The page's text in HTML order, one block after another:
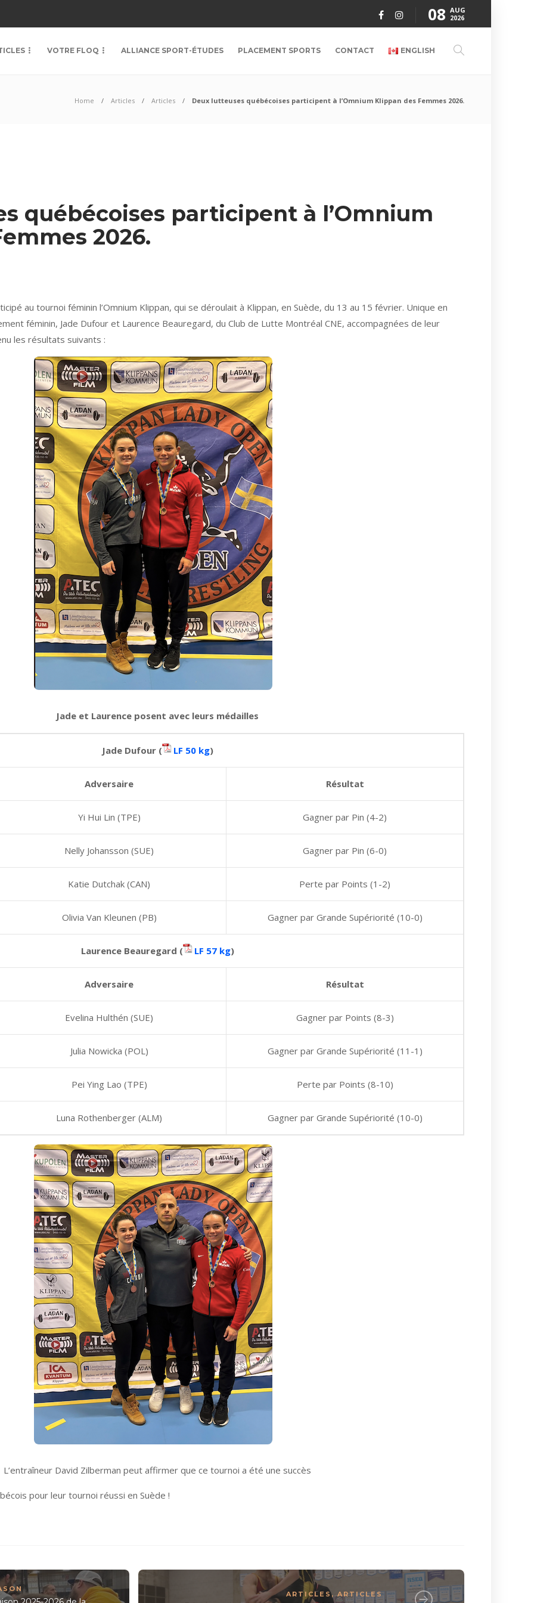
08 AUG
2026
VOTRE FLOQ ALLIANCE SPORT-ÉTUDES PLACEMENT SPORTS CONTACT ENGLISH
Home Articles Articles Deux lutteuses québécoises participent à l’Omnium Klippan des Femmes 2026.
québécoises participent à l’Omnium
2026.
au tournoi féminin l’Omnium Klippan, qui se déroulait à Klippan, en Suède, du 13 au 15 février. Unique en
féminin, Jade Dufour et Laurence Beauregard, du Club de Lutte Montréal CNE, accompagnées de leur
les résultats suivants :
Jade et Laurence posent avec leurs médailles
Jade Dufour ( LF 50 kg)
Adversaire Résultat
Yi Hui Lin (TPE) Gagner par Pin (4-2)
Nelly Johansson (SUE) Gagner par Pin (6-0)
Katie Dutchak (CAN) Perte par Points (1-2)
Olivia Van Kleunen (PB) Gagner par Grande Supériorité (10-0)
Laurence Beauregard ( LF 57 kg)
Adversaire Résultat
Evelina Hulthén (SUE) Gagner par Points (8-3)
Julia Nowicka (POL) Gagner par Grande Supériorité (11-1)
Pei Ying Lao (TPE) Perte par Points (8-10)
Luna Rothenberger (ALM) Gagner par Grande Supériorité (10-0)
L’entraîneur David Zilberman peut affirmer que ce tournoi a été une succès
pour leur tournoi réussi en Suède !
ARTICLES,ARTICLES